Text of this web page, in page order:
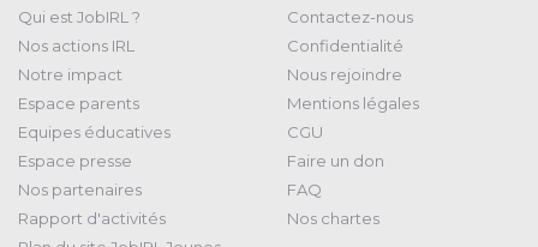
Qui est JobIRL ?
Nos actions IRL
Notre impact
Espace parents
Equipes éducatives
Espace presse
Nos partenaires
Rapport d'activités
Contactez-nous
Confidentialité
Nous rejoindre
Mentions légales
CGU
Faire un don
FAQ
Nos chartes